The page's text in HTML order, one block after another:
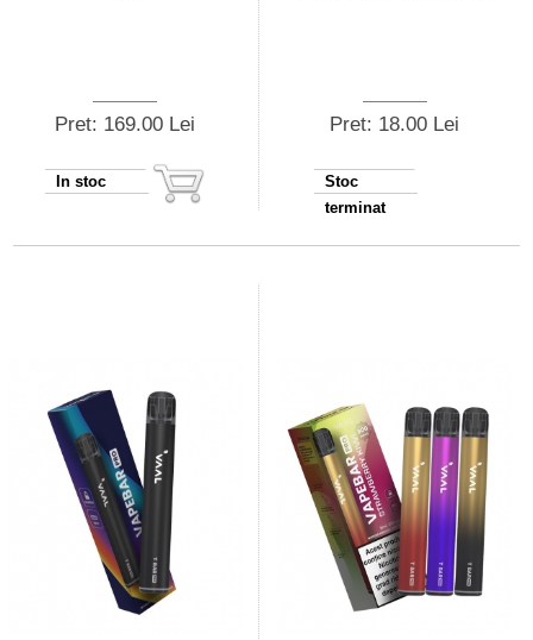
Pret: 169.00 Lei
In stoc
Pret: 18.00 Lei
Stoc
terminat